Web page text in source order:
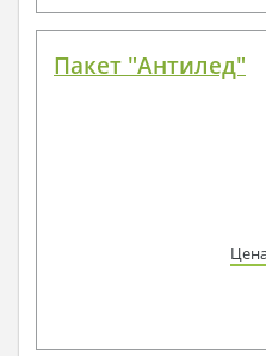
Пакет "Антилед"